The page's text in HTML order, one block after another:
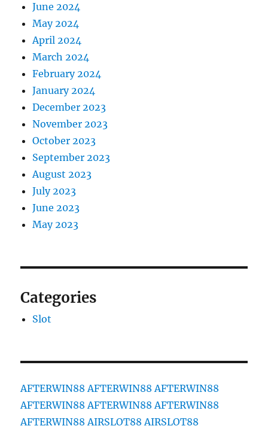
June 2024
May 2024
April 2024
March 2024
February 2024
January 2024
December 2023
November 2023
October 2023
September 2023
August 2023
July 2023
June 2023
May 2023
Categories
Slot
AFTERWIN88 AFTERWIN88 AFTERWIN88
AFTERWIN88 AFTERWIN88 AFTERWIN88
AFTERWIN88 AIRSLOT88 AIRSLOT88